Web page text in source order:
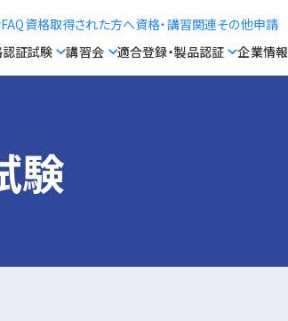
証試験 講習会 適合登録・製品認証 企業情報
FAQ資格取得された方へ資格・講習関連その他申請
験